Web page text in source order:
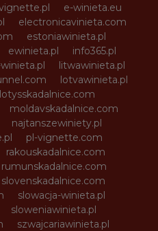
e-winieta.eu
electronicavinieta.com
estoniawinieta.pl
ewinieta.pl
info365.pl
litwawinieta.pl
lotvawinieta.pl
lotysskadalnice.com
moldavskadalnice.com
najtanszewiniety.pl
pl-vignette.com
rakouskadalnice.com
rumunskadalnice.com
slovenskadalnice.com
slowacja-winieta.pl
sloweniawinieta.pl
szwajcariawinieta.pl